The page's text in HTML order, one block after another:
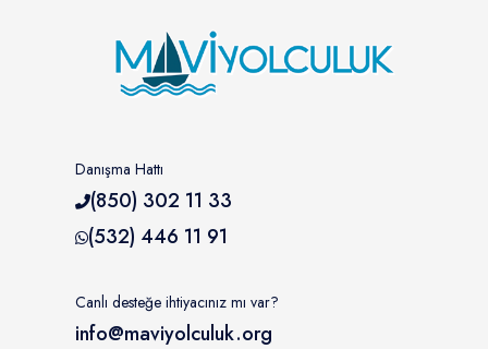
kiralamış olduğunuz tekneden
Danışma Hattı
(850) 302 11 33
(532) 446 11 91
Canlı desteğe ihtiyacınız mı var?
info@maviyolculuk.org